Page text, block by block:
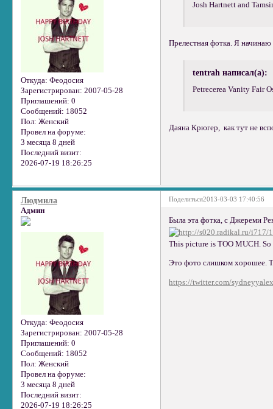
Откуда: Феодосия
Зарегистрирован: 2007-05-28
Приглашений: 0
Сообщений: 18052
Пол: Женский
Провел на форуме:
3 месяца 8 дней
Последний визит:
2026-07-19 18:26:25
Josh Hartnett and
Прелестная фотка. Я начинаю
tentrah написал(а):
Petrecerea Vanity Fair
Даяна Крюгер, как тут не
Поделиться2013-03-03 17:40:56
Людмила
Админ
Откуда: Феодосия
Зарегистрирован: 2007-05-28
Приглашений: 0
Сообщений: 18052
Пол: Женский
Провел на форуме:
3 месяца 8 дней
Последний визит:
2026-07-19 18:26:25
Была эта фотка, с Джереми
This picture is TOO MUCH.
Это фото слишком хорошее.
https://twitter.com/